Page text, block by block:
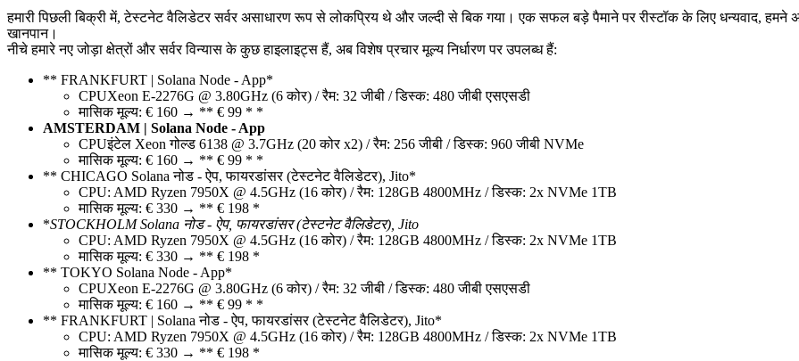
हमारी पिछली बिक्री में, टेस्टनेट वैलिडेटर सर्वर असाधारण रूप से लोकप्रिय थे और जल्दी से बिक गया। एक सफल बड़े पैमाने पर रीस्टॉक के लिए धन्यवाद, हमने
खानपान।
नीचे हमारे नए जोड़ा क्षेत्रों और सर्वर विन्यास के कुछ हाइलाइट्स हैं, अब विशेष प्रचार मूल्य निर्धारण पर उपलब्ध हैं:
** FRANKFURT | Solana Node - App*
CPUXeon E-2276G @ 3.80GHz (6 कोर) / रैम: 32 जीबी / डिस्क: 480 जीबी एसएसडी
मासिक मूल्य: € 160 → ** € 99 * *
AMSTERDAM | Solana Node - App
CPUइंटेल Xeon गोल्ड 6138 @ 3.7GHz (20 कोर x2) / रैम: 256 जीबी / डिस्क: 960 जीबी NVMe
मासिक मूल्य: € 160 → ** € 99 * *
** CHICAGO Solana नोड - ऐप, फायरडांसर (टेस्टनेट वैलिडेटर), Jito*
CPU: AMD Ryzen 7950X @ 4.5GHz (16 कोर) / रैम: 128GB 4800MHz / डिस्क: 2x NVMe 1TB
मासिक मूल्य: € 330 → ** € 198 *
*STOCKHOLM Solana नोड - ऐप, फायरडांसर (टेस्टनेट वैलिडेटर), Jito
CPU: AMD Ryzen 7950X @ 4.5GHz (16 कोर) / रैम: 128GB 4800MHz / डिस्क: 2x NVMe 1TB
मासिक मूल्य: € 330 → ** € 198 *
** TOKYO Solana Node - App*
CPUXeon E-2276G @ 3.80GHz (6 कोर) / रैम: 32 जीबी / डिस्क: 480 जीबी एसएसडी
मासिक मूल्य: € 160 → ** € 99 * *
** FRANKFURT | Solana नोड - ऐप, फायरडांसर (टेस्टनेट वैलिडेटर), Jito*
CPU: AMD Ryzen 7950X @ 4.5GHz (16 कोर) / रैम: 128GB 4800MHz / डिस्क: 2x NVMe 1TB
मासिक मूल्य: € 330 → ** € 198 *